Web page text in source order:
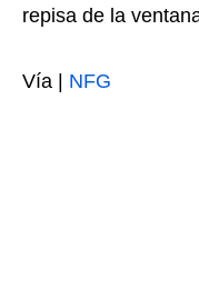
repisa de la
Vía | NFG